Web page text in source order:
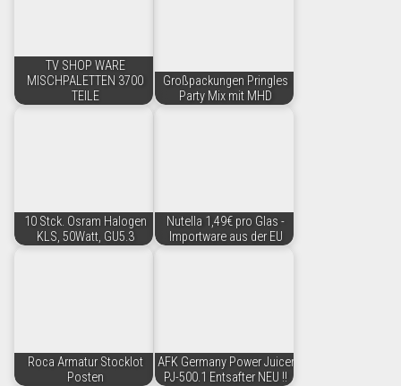
TV SHOP WARE
MISCHPALETTEN 3700
TEILE
Großpackungen Pringles
Party Mix mit MHD
10 Stck. Osram Halogen
KLS, 50Watt, GU5.3
Nutella 1,49€ pro Glas -
Importware aus der EU
Roca Armatur Stocklot
Posten
AFK Germany Power Juicer
PJ-500.1 Entsafter NEU !!